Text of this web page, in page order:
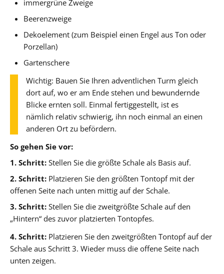
immergrüne Zweige
Beerenzweige
Dekoelement (zum Beispiel einen Engel aus Ton oder
Porzellan)
Gartenschere
Wichtig: Bauen Sie Ihren adventlichen Turm gleich
dort auf, wo er am Ende stehen und bewundernde
Blicke ernten soll. Einmal fertiggestellt, ist es
nämlich relativ schwierig, ihn noch einmal an einen
anderen Ort zu befördern.
So gehen Sie vor:
1. Schritt: Stellen Sie die größte Schale als Basis auf.
2. Schritt: Platzieren Sie den größten Tontopf mit der
offenen Seite nach unten mittig auf der Schale.
3. Schritt: Stellen Sie die zweitgrößte Schale auf den
„Hintern“ des zuvor platzierten Tontopfes.
4. Schritt: Platzieren Sie den zweitgrößten Tontopf auf der
Schale aus Schritt 3. Wieder muss die offene Seite nach
unten zeigen.